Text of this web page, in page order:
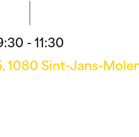
- 11:30
1080 Sint-Jans-